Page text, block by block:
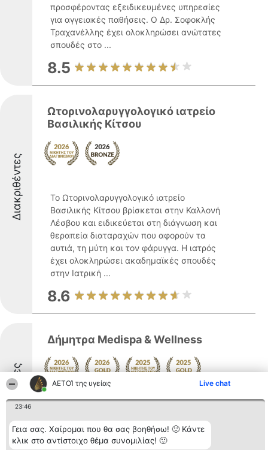
ΑΕΤΟΊ της υγείας Live chat
23:46
Γεια σας. Χαίρομαι που θα σας βοηθήσω! 🙂 Κάντε
κλικ στο αντίστοιχο θέμα συνομιλίας! 🙂
προσφέροντας εξειδικευμένες υπηρεσίες
για αγγειακές παθήσεις. Ο Δρ. Σοφοκλής
Τραχανέλλης έχει ολοκληρώσει ανώτατες
σπουδές στο ...
8.5
Διακριθέντες
Ωτορινολαρυγγολογικό ιατρείο
Βασιλικής Κίτσου
Το Ωτορινολαρυγγολογικό ιατρείο
Βασιλικής Κίτσου βρίσκεται στην Καλλονή
Λέσβου και ειδικεύεται στη διάγνωση και
θεραπεία διαταραχών που αφορούν τα
αυτιά, τη μύτη και τον φάρυγγα. Η ιατρός
έχει ολοκληρώσει ακαδημαϊκές σπουδές
στην Ιατρική ...
8.6
Διακριθέντες
Δήμητρα Medispa & Wellness
Το Δήμητρα Medispa & Wellness εδρεύει
στη Μυτιλήνη, στη διεύθυνση Γεωργίου
σύγχρονος και καλαίσθητος χώρος
αφιερωμένος στην αισθητική και την